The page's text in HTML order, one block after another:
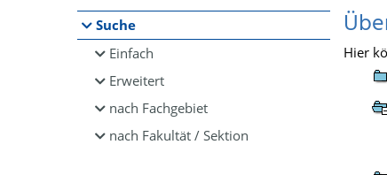
Suche
Einfach
Erweitert
nach Fachgebiet
nach Fakultät / Sektion
Hier